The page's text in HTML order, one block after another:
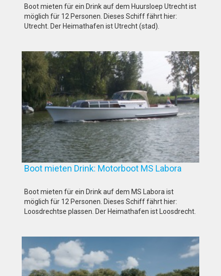
Boot mieten für ein Drink auf dem Huursloep Utrecht ist
möglich für 12 Personen. Dieses Schiff fährt hier:
Utrecht. Der Heimathafen ist Utrecht (stad).
Boot mieten Drink: Motorboot MS Labora
Boot mieten für ein Drink auf dem MS Labora ist
möglich für 12 Personen. Dieses Schiff fährt hier:
Loosdrechtse plassen. Der Heimathafen ist Loosdrecht.